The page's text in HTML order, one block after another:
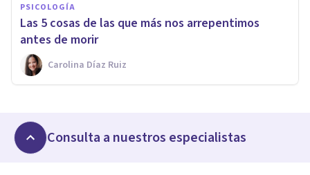
PSICOLOGÍA
Las 5 cosas de las que más nos arrepentimos
antes de morir
Carolina Díaz Ruiz
Consulta a nuestros especialistas